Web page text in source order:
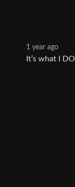
1 year ago
It’s what I DO